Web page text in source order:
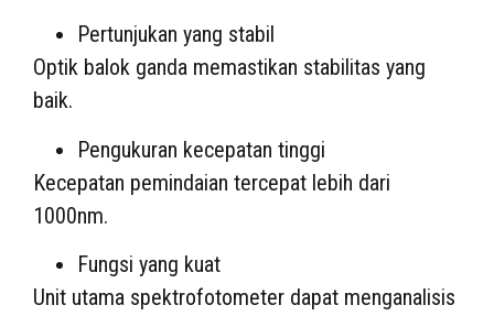
Pertunjukan yang stabil
Optik balok ganda memastikan stabilitas yang
baik.
Pengukuran kecepatan tinggi
Kecepatan pemindaian tercepat lebih dari
1000nm.
Fungsi yang kuat
Unit utama spektrofotometer dapat menganalisis